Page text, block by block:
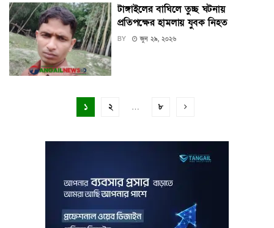
টাঙ্গাইলের বাঘিলে তুচ্ছ ঘটনায়
প্রতিপক্ষের হামলায় যুবক নিহত
BY জুন ২৯, ২০২৬
১ ২ … ৮